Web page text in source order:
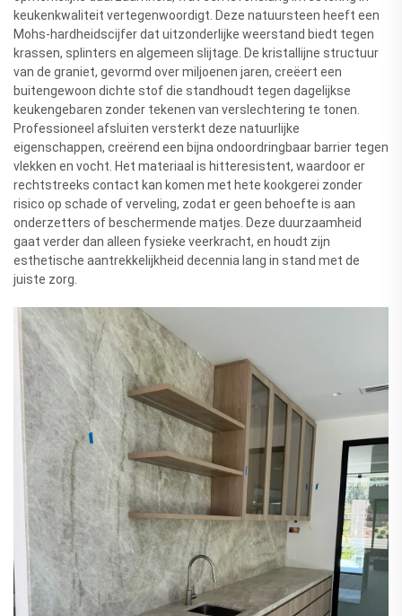
keukenkwaliteit vertegenwoordigt. Deze natuursteen heeft een
Mohs-hardheidscijfer dat uitzonderlijke weerstand biedt tegen
krassen, splinters en algemeen slijtage. De kristallijne structuur
van de graniet, gevormd over miljoenen jaren, creëert een
buitengewoon dichte stof die standhoudt tegen dagelijkse
keukengebaren zonder tekenen van verslechtering te tonen.
Professioneel afsluiten versterkt deze natuurlijke
eigenschappen, creërend een bijna ondoordringbaar barrier tegen
vlekken en vocht. Het materiaal is hitteresistent, waardoor er
rechtstreeks contact kan komen met hete kookgerei zonder
risico op schade of verveling, zodat er geen behoefte is aan
onderzetters of beschermende matjes. Deze duurzaamheid
gaat verder dan alleen fysieke veerkracht, en houdt zijn
esthetische aantrekkelijkheid decennia lang in stand met de
juiste zorg.